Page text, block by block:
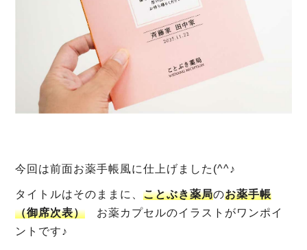
今回は前面お薬手帳風に仕上げました(^^♪
タイトルはそのままに、ことぶき薬局のお薬手帳
（御席次表） お薬カプセルのイラストがワンポイ
ントです♪